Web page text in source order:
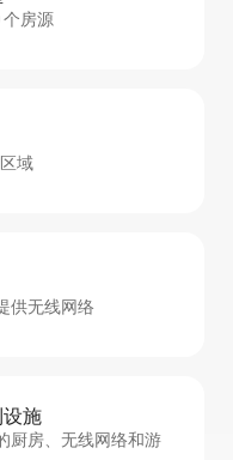
房源
域
供无线网络
施
厨房、无线网络和游